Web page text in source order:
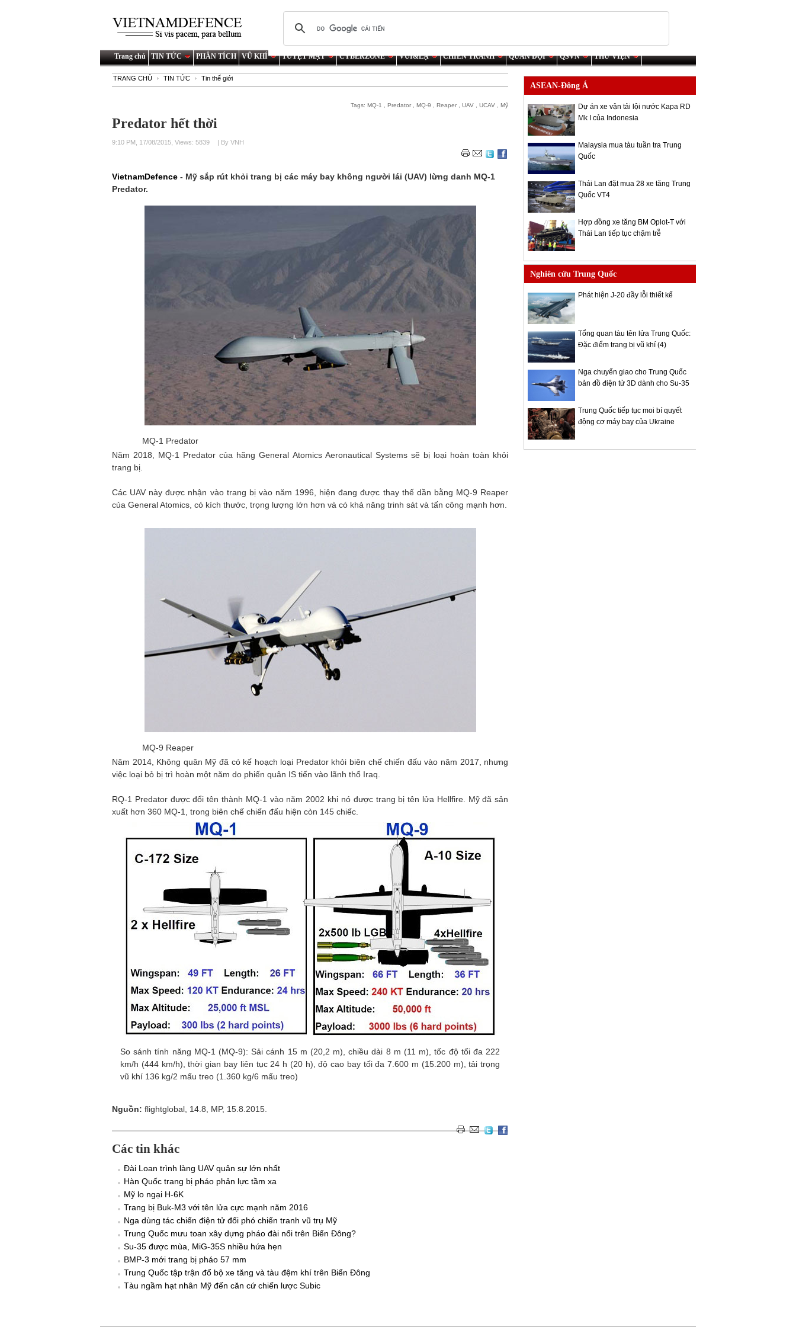
Trang chủ TIN TỨC PHÂN TÍCH VŨ KHÍ TUYỆT MẬT CYBERZONE VUI&LẠ CHIẾN TRANH QUÂN ĐỘI QSVN THƯ VIỆN
TRANG CHỦ TIN TỨC Tin thế giới
Tags:MQ-1 ,Predator ,MQ-9 ,Reaper ,UAV ,UCAV ,Mỹ
Predator hết thời
9:10 PM, 17/08/2015, Views: 5839 | By VNH
VietnamDefence - Mỹ sắp rút khỏi trang bị các máy bay không người lái (UAV) lừng danh MQ-1
Predator.
MQ-1 Predator
Năm 2018, MQ-1 Predator của hãng General Atomics Aeronautical Systems sẽ bị loại hoàn toàn khỏi
trang bị.
Các UAV này được nhận vào trang bị vào năm 1996, hiện đang được thay thế dần bằng MQ-9 Reaper
của General Atomics, có kích thước, trọng lượng lớn hơn và có khả năng trinh sát và tấn công mạnh hơn.
MQ-9 Reaper
Năm 2014, Không quân Mỹ đã có kế hoạch loại Predator khỏi biên chế chiến đấu vào năm 2017, nhưng
việc loại bỏ bị trì hoàn một năm do phiến quân IS tiến vào lãnh thổ Iraq.
RQ-1 Predator được đổi tên thành MQ-1 vào năm 2002 khi nó được trang bị tên lửa Hellfire. Mỹ đã sản
xuất hơn 360 MQ-1, trong biên chế chiến đấu hiện còn 145 chiếc.
So sánh tính năng MQ-1 (MQ-9): Sải cánh 15 m (20,2 m), chiều dài 8 m (11 m), tốc độ tối đa 222
km/h (444 km/h), thời gian bay liên tục 24 h (20 h), độ cao bay tối đa 7.600 m (15.200 m), tải trọng
vũ khí 136 kg/2 mấu treo (1.360 kg/6 mấu treo)
Nguồn: flightglobal, 14.8, MP, 15.8.2015.
Các tin khác
Đài Loan trình làng UAV quân sự lớn nhất
Hàn Quốc trang bị pháo phản lực tầm xa
Mỹ lo ngại H-6K
Trang bị Buk-M3 với tên lửa cực mạnh năm 2016
Nga dùng tác chiến điện tử đối phó chiến tranh vũ trụ Mỹ
Trung Quốc mưu toan xây dựng pháo đài nổi trên Biển Đông?
Su-35 được mùa, MiG-35S nhiều hứa hẹn
BMP-3 mới trang bị pháo 57 mm
Trung Quốc tập trận đổ bộ xe tăng và tàu đệm khí trên Biển Đông
Tàu ngầm hạt nhân Mỹ đến căn cứ chiến lược Subic
ASEAN-Đông Á
Dự án xe vận tải lội nước Kapa RD
Mk I của Indonesia
Malaysia mua tàu tuần tra Trung
Quốc
Thái Lan đặt mua 28 xe tăng Trung
Quốc VT4
Hợp đồng xe tăng BM Oplot-T với
Thái Lan tiếp tục chậm trễ
Nghiên cứu Trung Quốc
Phát hiện J-20 đầy lỗi thiết kế
Tổng quan tàu tên lửa Trung Quốc:
Đặc điểm trang bị vũ khí (4)
Nga chuyển giao cho Trung Quốc
bản đồ điện tử 3D dành cho Su-35
Trung Quốc tiếp tục moi bí quyết
động cơ máy bay của Ukraine